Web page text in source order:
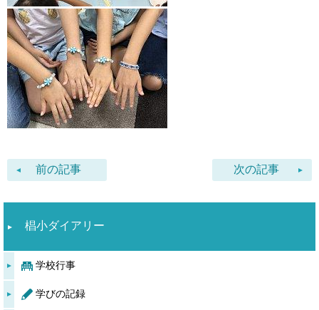
前の記事 次の記事
椙小ダイアリー
学校行事
学びの記録